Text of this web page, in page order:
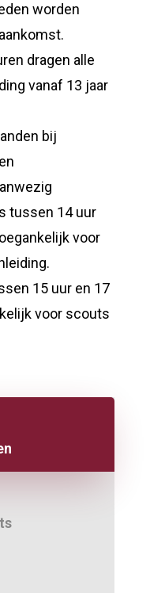
worden
dragen alle
vanaf 13 jaar
bij
tussen 14 uur
voor
15 uur en 17
voor scouts